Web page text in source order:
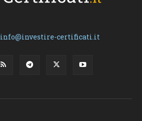
info@investire-certificati.it